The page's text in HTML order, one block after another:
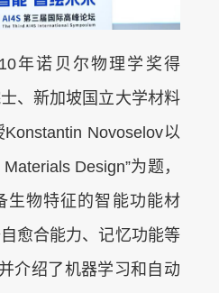
年诺贝尔物理学奖得
、新加坡国立大学材料
Novoselov以
Design”为题，
生物特征的智能功能材
愈合能力、记忆功能等
介绍了机器学习和自动